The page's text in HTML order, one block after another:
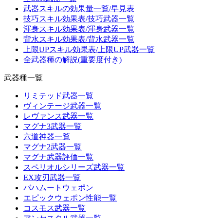
武器スキルの効果量一覧/早見表
技巧スキル効果表/技巧武器一覧
渾身スキル効果表/渾身武器一覧
背水スキル効果表/背水武器一覧
上限UPスキル効果表/上限UP武器一覧
全武器種の解説(重要度付き)
武器種一覧
リミテッド武器一覧
ヴィンテージ武器一覧
レヴァンス武器一覧
マグナ3武器一覧
六道神器一覧
マグナ2武器一覧
マグナ武器評価一覧
スペリオルシリーズ武器一覧
EX攻刃武器一覧
バハムートウェポン
エピックウェポン性能一覧
コスモス武器一覧